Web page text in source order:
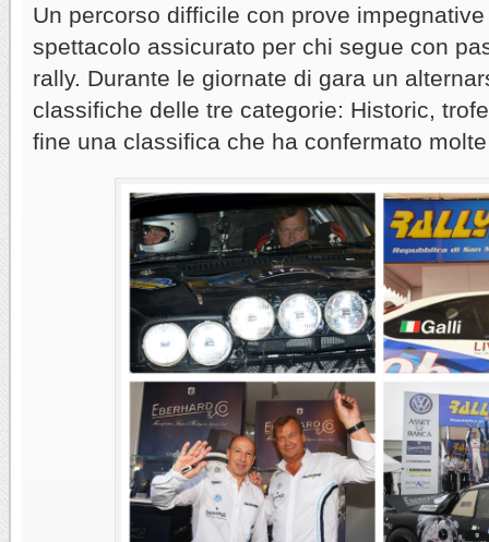
Un percorso difficile con prove
spettacolo assicurato per chi segue con
rally. Durante le giornate di gara un
classifiche delle tre categorie: Historic,
fine una classifica che ha confermato